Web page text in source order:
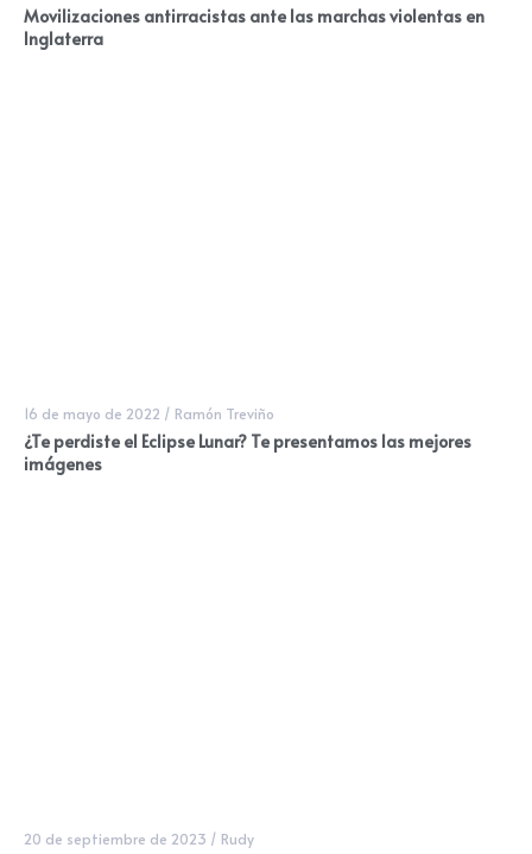
Movilizaciones antirracistas ante las marchas violentas en
Inglaterra
16 de mayo de 2022 / Ramón Treviño
¿Te perdiste el Eclipse Lunar? Te presentamos las mejores
imágenes
20 de septiembre de 2023 / Rudy